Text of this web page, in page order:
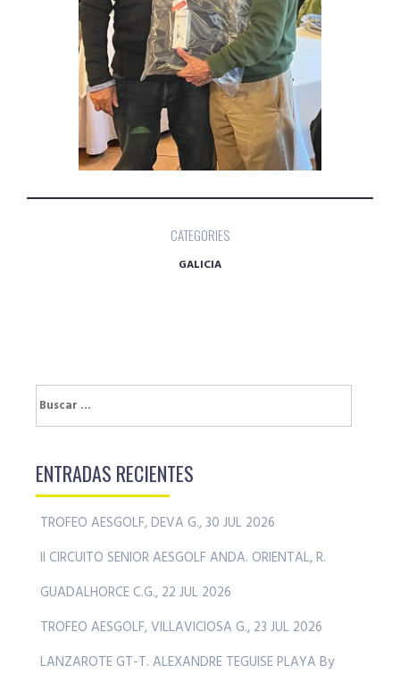
CATEGORIES
GALICIA
Buscar:
ENTRADAS RECIENTES
TROFEO AESGOLF, DEVA G., 30 JUL 2026
II CIRCUITO SENIOR AESGOLF ANDA. ORIENTAL, R.
GUADALHORCE C.G., 22 JUL 2026
TROFEO AESGOLF, VILLAVICIOSA G., 23 JUL 2026
LANZAROTE GT-T. ALEXANDRE TEGUISE PLAYA By